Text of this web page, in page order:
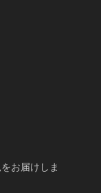
お届けしま